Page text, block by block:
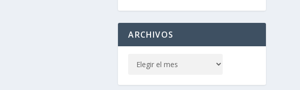
ARCHIVOS